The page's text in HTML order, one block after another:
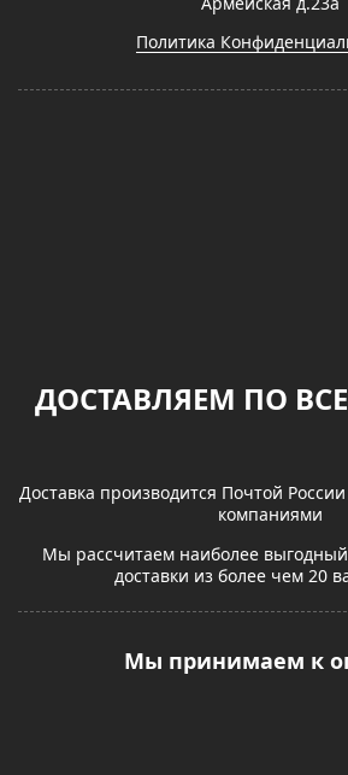
Политика
ДОСТАВЛЯЕМ ПО
Доставка производится Почтой
компаниями
Мы рассчитаем наиболее
доставки из более чем 20
Мы принимаем к